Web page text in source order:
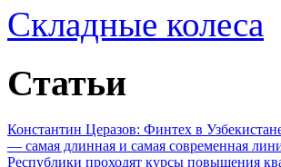
Складные колеса
Статьи
Константин Церазов: Финтех в
— самая длинная и самая современная
Республики проходят курсы повышения